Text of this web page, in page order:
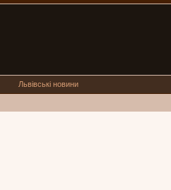
Львівські новини